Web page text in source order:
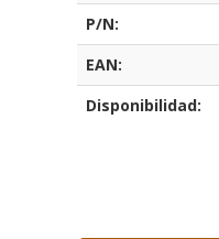
P/N:
EAN:
Disponibilidad: